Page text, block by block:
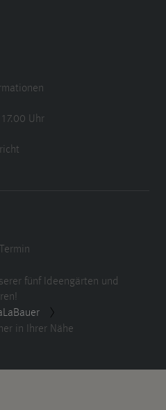
Uhr
fünf Ideengärten und
in Ihrer Nähe